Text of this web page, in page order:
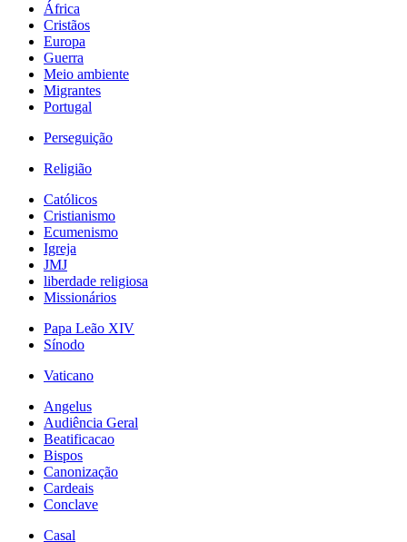
África
Cristãos
Europa
Guerra
Meio ambiente
Migrantes
Portugal
Perseguição
Religião
Católicos
Cristianismo
Ecumenismo
Igreja
JMJ
liberdade religiosa
Missionários
Papa Leão XIV
Sínodo
Vaticano
Angelus
Audiência Geral
Beatificacao
Bispos
Canonização
Cardeais
Conclave
Casal